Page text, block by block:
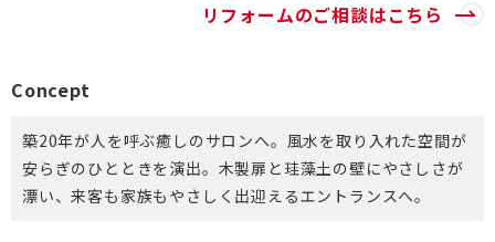
バリアフリー施工事例
介護保険事業「らく介」
空き家・空き室の活用
リフォームのご相談はこちら
Concept
築20年が人を呼ぶ癒しのサロンへ。風水を取り入れた空間が
安らぎのひとときを演出。木製扉と珪藻土の壁にやさしさが
漂い、来客も家族もやさしく出迎えるエントランスへ。